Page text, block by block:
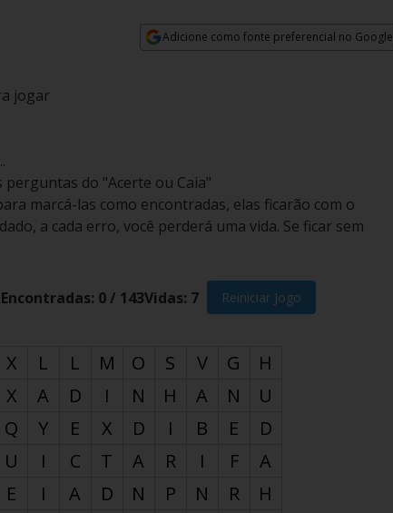
Adicione como fonte preferencial no Google
jogar
do "Acerte ou Caia"
marcá-las como encontradas, elas ficarão com o
a cada erro, você perderá uma vida. Se ficar sem
0/ 143Vidas: 7 Reiniciar Jogo
X L L M O S V G
H
X A D I N H A N
U
Q Y E X D I B E
D
U I C T A R I F
A
E I A D N P N R
H